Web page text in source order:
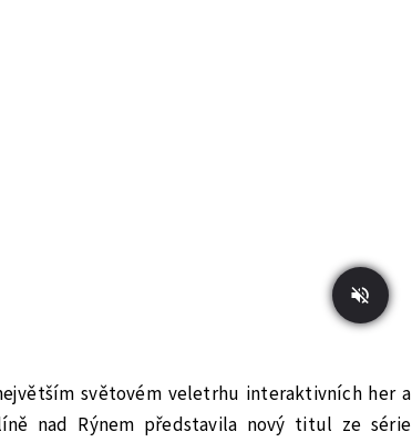
světovém veletrhu interaktivních her a
nad Rýnem představila nový titul ze série